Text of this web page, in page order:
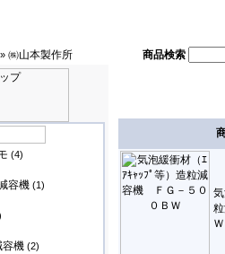
» ㈱山本製作所 商品検索
(4)
容機 (1)
機 (2)
Ｗ